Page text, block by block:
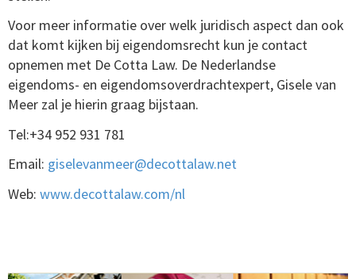
Voor meer informatie over welk juridisch aspect dan ook
dat komt kijken bij eigendomsrecht kun je contact
opnemen met De Cotta Law. De Nederlandse
eigendoms- en eigendomsoverdrachtexpert, Gisele van
Meer zal je hierin graag bijstaan.
Tel:+34 952 931 781
Email: giselevanmeer@decottalaw.net
Web: www.decottalaw.com/nl